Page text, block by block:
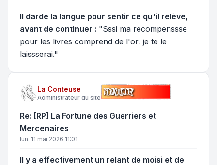
Il darde la langue pour sentir ce qu'il relève,
avant de continuer : "Sssi ma récompenssse
pour les livres comprend de l'or, je te le
laissserai."
La Conteuse
Administrateur du site
Re: [RP] La Fortune des Guerriers et
Mercenaires
lun. 11 mai 2026 11:01
Il y a effectivement un relant de moisi et de